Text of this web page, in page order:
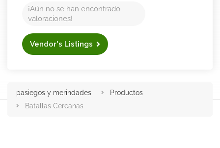
¡Aún no se han encontrado
valoraciones!
Vendor's Listings
pasiegos y merindades
Productos
Batallas Cercanas